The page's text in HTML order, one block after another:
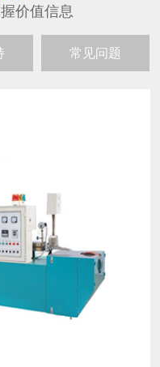
价值信息
常见问题